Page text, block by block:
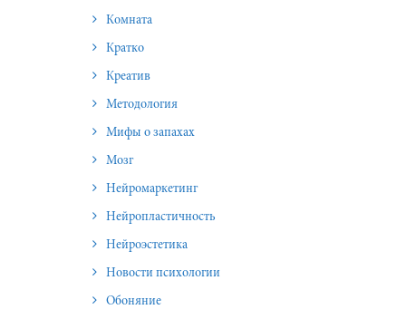
Комната
Кратко
Креатив
Методология
Мифы о запахах
Мозг
Нейромаркетинг
Нейропластичность
Нейроэстетика
Новости психологии
Обоняние